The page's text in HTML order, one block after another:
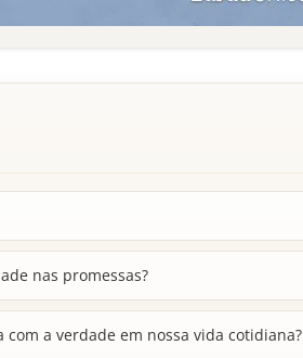
nas promessas?
com a verdade em nossa vida cotidiana?